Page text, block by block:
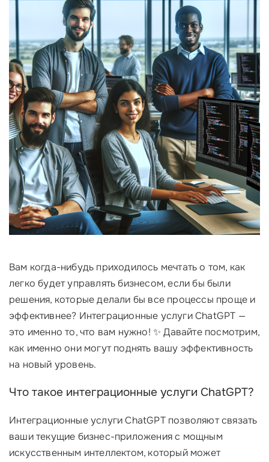
Вам когда-нибудь приходилось мечтать о том, как
легко будет управлять бизнесом, если бы были
решения, которые делали бы все процессы проще и
эффективнее? Интеграционные услуги ChatGPT —
это именно то, что вам нужно! ✨ Давайте посмотрим,
как именно они могут поднять вашу эффективность
на новый уровень.
Что такое интеграционные услуги ChatGPT?
Интеграционные услуги ChatGPT позволяют связать
ваши текущие бизнес-приложения с мощным
искусственным интеллектом, который может